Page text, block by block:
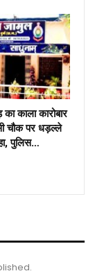
काला कारोबार
चौक पर धड़ल्ले
पुलिस…